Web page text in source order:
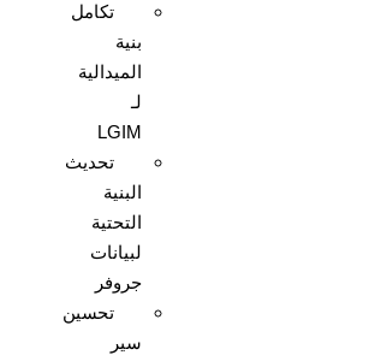
تكامل
بنية
الميدالية
LGIM
تحديث
البنية
التحتية
لبيانات
جروفر
تحسين
سير